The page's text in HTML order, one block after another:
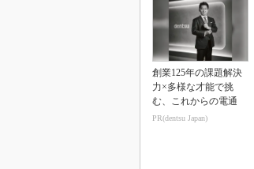
創業125年の課題解決
力×多様な才能で挑
む、これからの電通
PR(dentsu Japan)